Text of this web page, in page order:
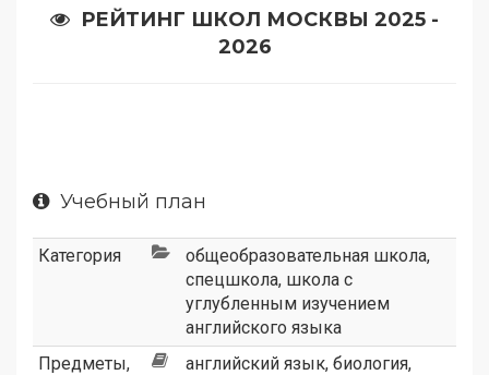
РЕЙТИНГ ШКОЛ МОСКВЫ 2025 -
2026
Учебный план
Категория общеобразовательная школа,
спецшкола, школа с
углубленным изучением
английского языка
Предметы,
английский язык, биология,